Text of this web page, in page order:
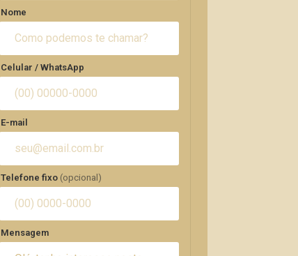
Nome
Celular / WhatsApp
E-mail
Telefone fixo (opcional)
Mensagem